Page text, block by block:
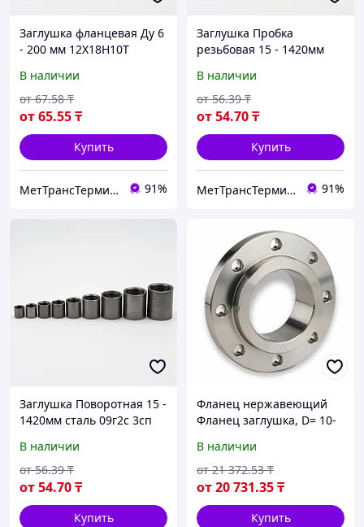
Заглушка фланцевая Ду 6
- 200 мм 12Х18Н10Т
22816-83
В наличии
от65.55₸
от 67.58 ₸
Купить
МетТрансТерминал 91%
Заглушка Пробка
резьбовая 15 - 1420мм
12х18н10т aisi 304
В наличии
от54.70₸
от 56.39 ₸
Купить
МетТрансТерминал 91%
Заглушка Поворотная 15 -
1420мм сталь 09г2с 3сп
В наличии
от54.70₸
от 56.39 ₸
Купить
Фланец нержавеющий
Фланец заглушка, D= 10-
Марка: 12Х18Н10Т;
10х17н13м2т; AISI 304...
В наличии
от20 731.35₸
от 21 372.53 ₸
Купить